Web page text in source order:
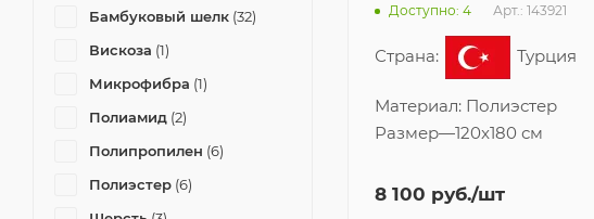
Доступно: 4 Арт.: 143921
Страна: Турция
Материал: Полиэстер
Размер—120x180 см
8 100 руб./шт
Синий(5)
Бамбуковый шелк (32)
Вискоза (1)
Микрофибра (1)
Полиамид (2)
Полипропилен (6)
Полиэстер (6)